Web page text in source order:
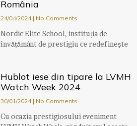
România
24/04/2024 No Comments
Nordic Elite School, instituția de
învățământ de prestigiu ce redefinește
Hublot iese din tipare la LVMH
Watch Week 2024
30/01/2024 No Comments
Cu ocazia prestigiosului eveniment